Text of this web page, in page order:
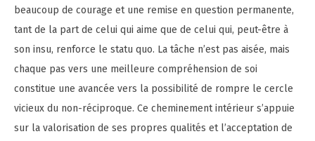
beaucoup de courage et une remise en question permanente,
tant de la part de celui qui aime que de celui qui, peut-être à
son insu, renforce le statu quo. La tâche n’est pas aisée, mais
chaque pas vers une meilleure compréhension de soi
constitue une avancée vers la possibilité de rompre le cercle
vicieux du non-réciproque. Ce cheminement intérieur s’appuie
sur la valorisation de ses propres qualités et l’acceptation de